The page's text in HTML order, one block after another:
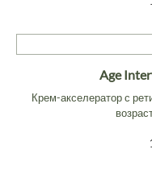
Age
Крем-акселератор с